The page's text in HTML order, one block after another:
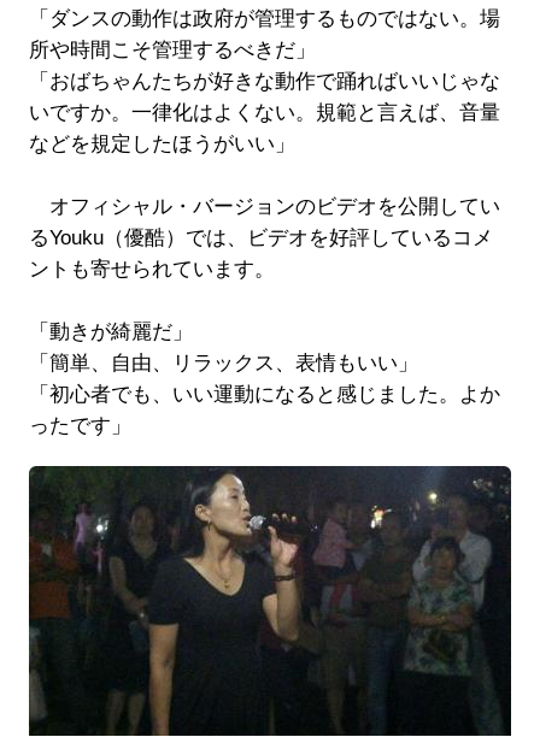
「ダンスの動作は政府が管理するものではない。場
所や時間こそ管理するべきだ」
「おばちゃんたちが好きな動作で踊ればいいじゃな
いですか。一律化はよくない。規範と言えば、音量
などを規定したほうがいい」
オフィシャル・バージョンのビデオを公開してい
るYouku（優酷）では、ビデオを好評しているコメ
ントも寄せられています。
「動きが綺麗だ」
「簡単、自由、リラックス、表情もいい」
「初心者でも、いい運動になると感じました。よか
ったです」